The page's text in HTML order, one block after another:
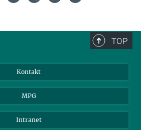
TOP
Kontakt
MPG
Intranet